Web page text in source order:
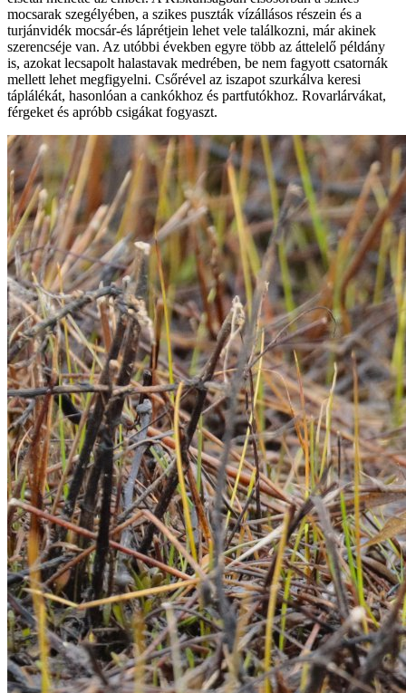
mocsarak szegélyében, a szikes puszták vízállásos részein és a
turjánvidék mocsár-és láprétjein lehet vele találkozni, már akinek
szerencséje van. Az utóbbi években egyre több az áttelelő példány
is, azokat lecsapolt halastavak medrében, be nem fagyott csatornák
mellett lehet megfigyelni. Csőrével az iszapot szurkálva keresi
táplálékát, hasonlóan a cankókhoz és partfutókhoz. Rovarlárvákat,
férgeket és apróbb csigákat fogyaszt.